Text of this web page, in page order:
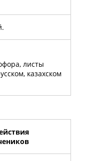
листы
казахском